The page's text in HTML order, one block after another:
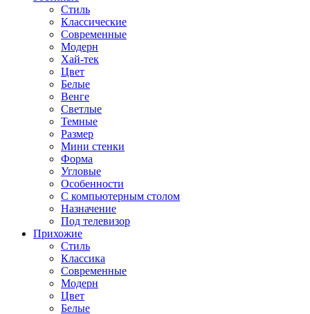
Стиль
Классические
Современные
Модерн
Хай-тек
Цвет
Белые
Венге
Светлые
Темные
Размер
Мини стенки
Форма
Угловые
Особенности
С компьютерным столом
Назначение
Под телевизор
Прихожие
Стиль
Классика
Современные
Модерн
Цвет
Белые